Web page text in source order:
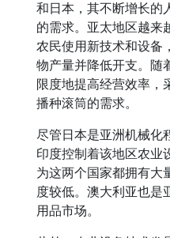
和日本，其不断增长的
的需求。亚太地区越来
农民使用新技术和设备
物产量并降低开支。随
限度地提高经营效率，
播种滚筒的需求。
尽管日本是亚洲机械化
印度控制着该地区农业
为这两个国家都拥有大
度较低。澳大利亚也是
用品市场。